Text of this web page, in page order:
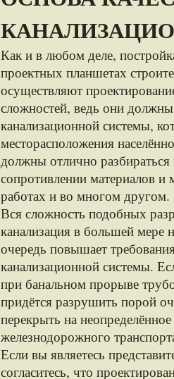
Как и в любом деле,
проектных планшетах
осуществляют
сложностей, ведь они должны
канализационной системы,
месторасположения
должны отлично разбираться
сопротивлении материалов и
работах и во многом другом.
Вся сложность подобных
канализация в большей мере
очередь повышает
канализационной системы.
при банальном прорыве
придётся разрушить порой
перекрыть на
железнодорожного
Если вы являетесь
согласитесь, что